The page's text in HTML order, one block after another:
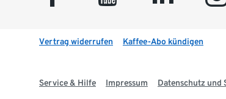
Vertrag widerrufen Kaffee-Abo kündigen
Service & Hilfe Impressum Datenschutz und